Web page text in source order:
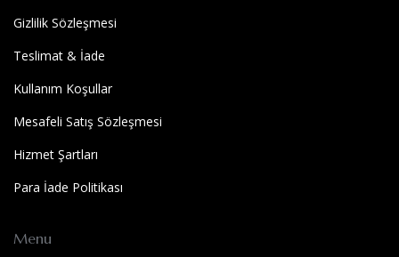
Gizlilik Sözleşmesi
Teslimat & İade
Kullanım Koşullar
Mesafeli Satış Sözleşmesi
Hizmet Şartları
Para İade Politikası
Menu